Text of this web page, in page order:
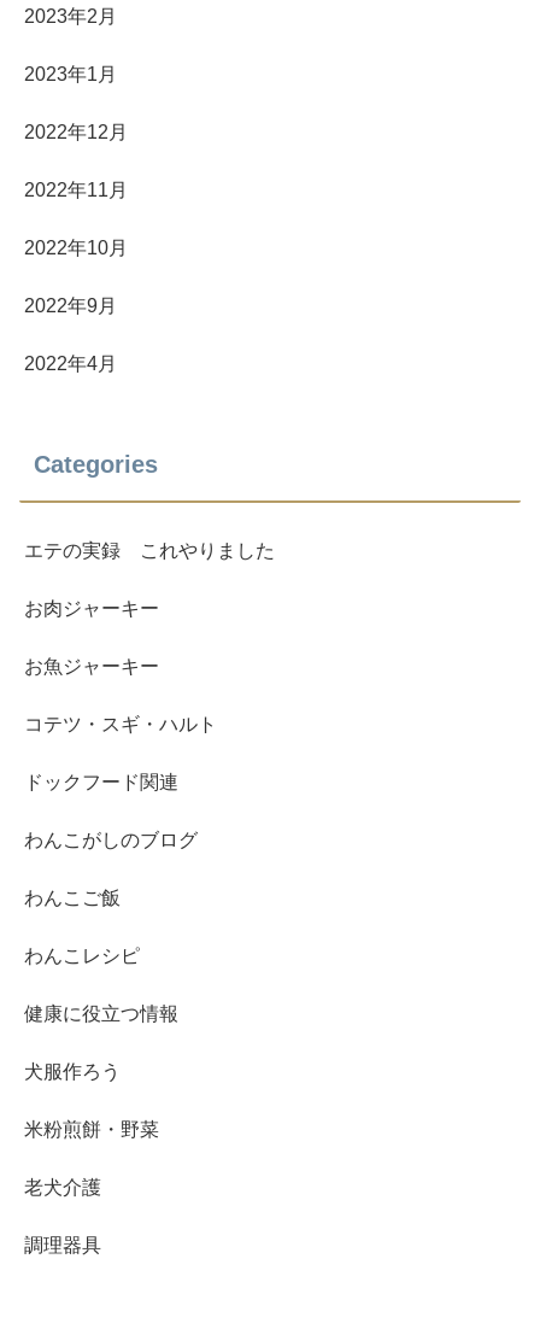
2023年2月
2023年1月
2022年12月
2022年11月
2022年10月
2022年9月
2022年4月
Categories
エテの実録 これやりました
お肉ジャーキー
お魚ジャーキー
コテツ・スギ・ハルト
ドックフード関連
わんこがしのブログ
わんこご飯
わんこレシピ
健康に役立つ情報
犬服作ろう
米粉煎餅・野菜
老犬介護
調理器具